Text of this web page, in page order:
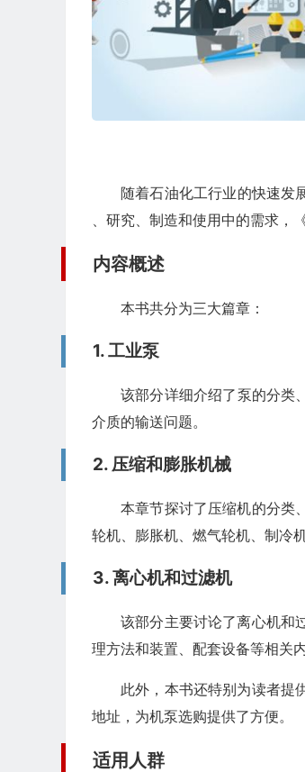
随着石油化工行业的快速发
、研究、制造和使用中的需求，
内容概述
本书共分为三大篇章：
1. 工业泵
该部分详细介绍了泵的分类
介质的输送问题。
2. 压缩和膨胀机械
本章节探讨了压缩机的分类
轮机、膨胀机、燃气轮机、制冷
3. 离心机和过滤机
该部分主要讨论了离心机和
理方法和装置、配套设备等相关内
此外，本书还特别为读者提
地址，为机泵选购提供了方便。
适用人群